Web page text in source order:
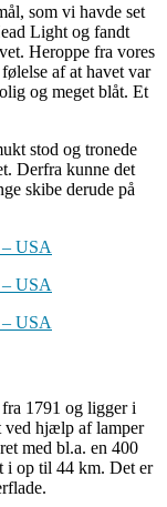
som vi havde set
Light og fandt
Heroppe fra vores
af at havet var
og meget blåt. Et
stod og tronede
Derfra kunne det
skibe derude på
1791 og ligger i
ved hjælp af lamper
med bl.a. en 400
i op til 44 km. Det er